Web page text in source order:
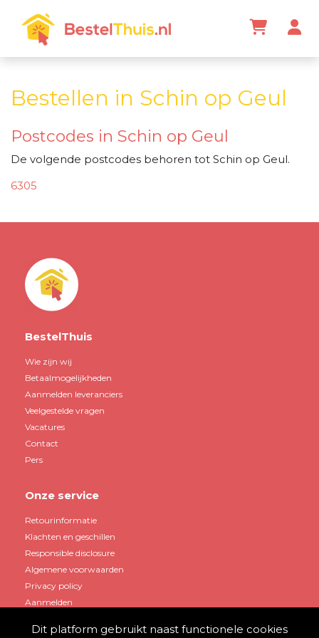
Bestellen in Schin op Geul
Postcodes in Schin op Geul
De volgende postcodes behoren tot Schin op Geul.
6305
BestelThuis
Wie zijn wij
Betaalmogelijkheden
Aanmelden leveranciers
Veelgestelde vragen
Vacatures
Contact
Pers
Onze service
Retourinformatie
Klachten en geschillen
Responsible disclosure
Algemene voorwaarden
Privacy policy
Aanmelden
Dit platform gebruikt naast functionele cookies